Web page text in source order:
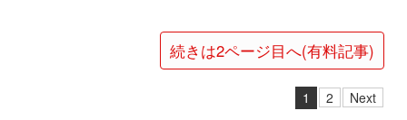
続きは2ページ目へ(有料記事)
1 2 Next